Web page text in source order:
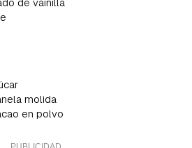
molida
en polvo